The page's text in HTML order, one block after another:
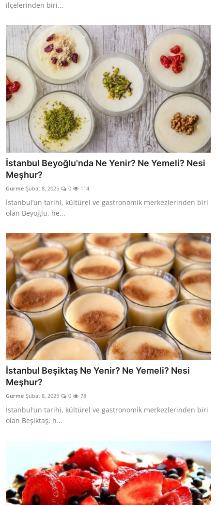
ilçelerinden biri...
İstanbul Beyoğlu'nda Ne Yenir? Ne Yemeli? Nesi
Meşhur?
Gurme Şubat 8, 2025 0 114
İstanbul’un tarihi, kültürel ve gastronomik merkezlerinden biri
olan Beyoğlu, he...
İstanbul Beşiktaş Ne Yenir? Ne Yemeli? Nesi
Meşhur?
Gurme Şubat 8, 2025 0 78
İstanbul’un tarihi, kültürel ve gastronomik merkezlerinden biri
olan Beşiktaş, h...